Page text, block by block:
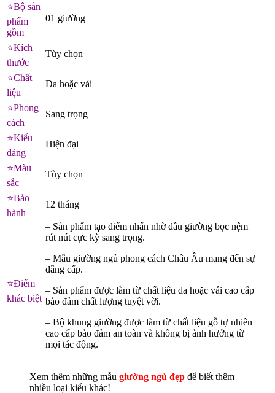
⭐️Bộ sản
phẩm
gồm
01 giường
⭐️Kích
thước
Tùy chọn
⭐️Chất
liệu
Da hoặc vải
⭐️Phong
cách
Sang trọng
⭐️Kiểu
dáng
Hiện đại
⭐️Màu
sắc
Tùy chọn
⭐️Bảo
hành
12 tháng
⭐️Điểm
khác biệt
– Sản phẩm tạo điểm nhấn nhờ đầu giường bọc nệm
rút nút cực kỳ sang trọng.
– Mẫu giường ngủ phong cách Châu Âu mang đến sự
đẳng cấp.
– Sản phẩm được làm từ chất liệu da hoặc vải cao cấp
bảo đảm chất lượng tuyệt vời.
– Bộ khung giường được làm từ chất liệu gỗ tự nhiên
cao cấp bảo đảm an toàn và không bị ảnh hưởng từ
mọi tác động.
Xem thêm những mẫu giường ngủ đẹp để biết thêm
nhiều loại kiểu khác!